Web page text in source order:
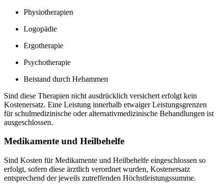
Physiotherapien
Logopädie
Ergotherapie
Psychotherapie
Beistand durch Hebammen
Sind diese Therapien nicht ausdrücklich versichert erfolgt kein
Kostenersatz. Eine Leistung innerhalb etwaiger Leistungsgrenzen
für schulmedizinische oder alternativmedizinische Behandlungen ist
ausgeschlossen.
Medikamente und Heilbehelfe
Sind Kosten für Medikamente und Heilbehelfe eingeschlossen so
erfolgt, sofern diese ärztlich verordnet wurden, Kostenersatz
entsprechend der jeweils zutreffenden Höchstleistungssumme.